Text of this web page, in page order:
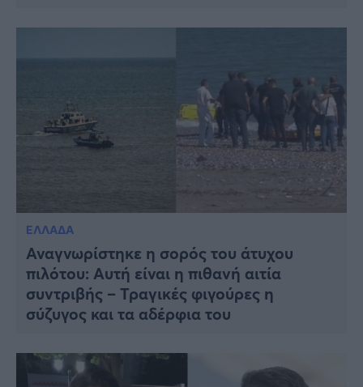
ΕΛΛΑΔΑ
Αναγνωρίστηκε η σορός του άτυχου
πιλότου: Αυτή είναι η πιθανή αιτία
συντριβής – Τραγικές φιγούρες η
σύζυγος και τα αδέρφια του